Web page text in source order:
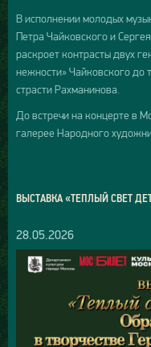
В исполнении молодых
Петра Чайковского и
раскроет контрасты двух
нежности» Чайковского до
страсти Рахманинова.
До встречи на концерте в
галерее Народного
ВЫСТАВКА «ТЕПЛЫЙ СВЕТ
28.05.2026